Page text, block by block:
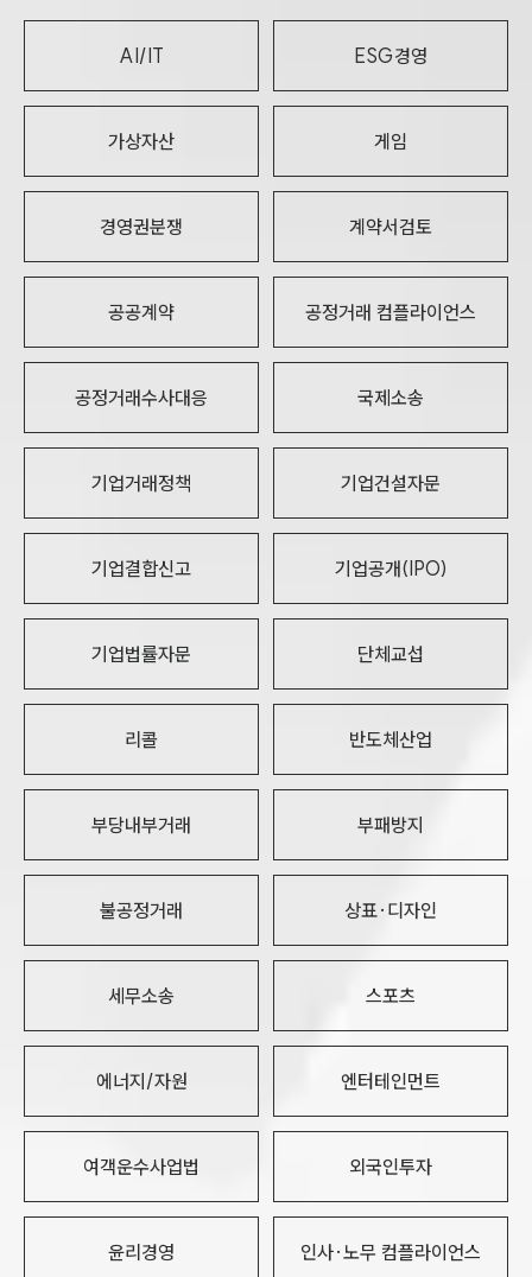
AI/IT ESG경영
가상자산 게임
경영권분쟁 계약서검토
공공계약 공정거래 컴플라이언스
공정거래수사대응 국제소송
기업거래정책 기업건설자문
기업결합신고 기업공개(IPO)
기업법률자문 단체교섭
리콜 반도체산업
부당내부거래 부패방지
불공정거래 상표·디자인
세무소송 스포츠
에너지/자원 엔터테인먼트
여객운수사업법 외국인투자
윤리경영 인사·노무 컴플라이언스